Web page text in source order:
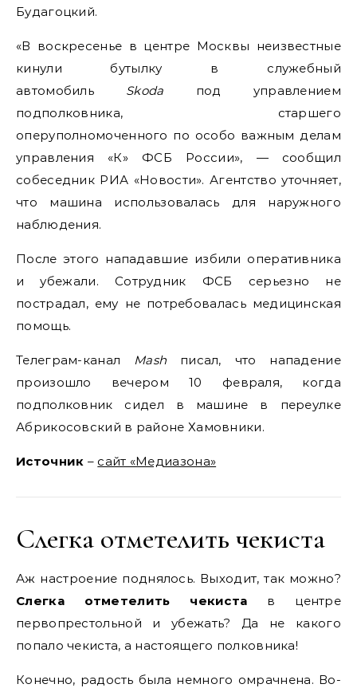
Будагоцкий.
«В воскресенье в центре Москвы неизвестные
кинули бутылку в служебный
автомобиль Skoda под управлением
подполковника, старшего
оперуполномоченного по особо важным делам
управления «К» ФСБ России», — сообщил
собеседник РИА «Новости». Агентство уточняет,
что машина использовалась для наружного
наблюдения.
После этого нападавшие избили оперативника
и убежали. Сотрудник ФСБ серьезно не
пострадал, ему не потребовалась медицинская
помощь.
Телеграм-канал Mash писал, что нападение
произошло вечером 10 февраля, когда
подполковник сидел в машине в переулке
Абрикосовский в районе Хамовники.
Источник – сайт «Медиазона»
Слегка отметелить чекиста
Аж настроение поднялось. Выходит, так можно?
Слегка отметелить чекиста в центре
первопрестольной и убежать? Да не какого
попало чекиста, а настоящего полковника!
Конечно, радость была немного омрачнена. Во-